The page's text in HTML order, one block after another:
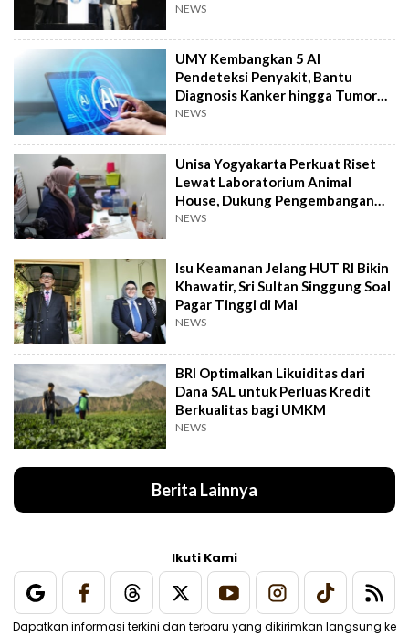
Kemanusiaan
NEWS
UMY Kembangkan 5 AI
Pendeteksi Penyakit, Bantu
Diagnosis Kanker hingga Tumor
Otak Lebih Cepat
NEWS
Unisa Yogyakarta Perkuat Riset
Lewat Laboratorium Animal
House, Dukung Pengembangan
Kandidat Obat
NEWS
Isu Keamanan Jelang HUT RI Bikin
Khawatir, Sri Sultan Singgung Soal
Pagar Tinggi di Mal
NEWS
BRI Optimalkan Likuiditas dari
Dana SAL untuk Perluas Kredit
Berkualitas bagi UMKM
NEWS
Berita Lainnya
Ikuti Kami
Dapatkan informasi terkini dan terbaru yang dikirimkan langsung ke